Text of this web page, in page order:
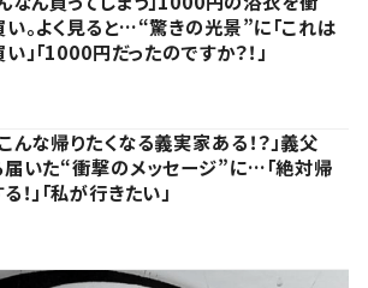
。よく見ると…“驚きの光景”に「これは
」「1000円だったのですか？！」
んな帰りたくなる義実家ある！？」義父
届いた“衝撃のメッセージ”に…「絶対帰
！」「私が行きたい」